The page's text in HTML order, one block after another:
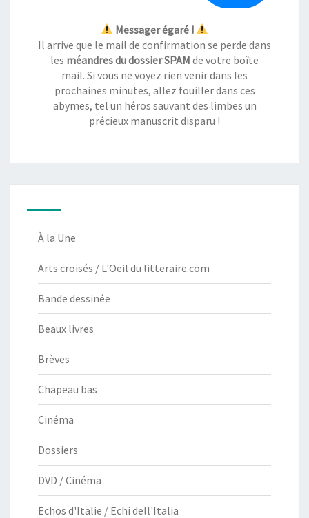
Messager égaré !
Il arrive que le mail de confirmation se perde dans
les méandres du dossier SPAM de votre boîte
mail. Si vous ne voyez rien venir dans les
prochaines minutes, allez fouiller dans ces
abymes, tel un héros sauvant des limbes un
précieux manuscrit disparu !
À la Une
Arts croisés / L'Oeil du litteraire.com
Bande dessinée
Beaux livres
Brèves
Chapeau bas
Cinéma
Dossiers
DVD / Cinéma
Echos d'Italie / Echi dell'Italia